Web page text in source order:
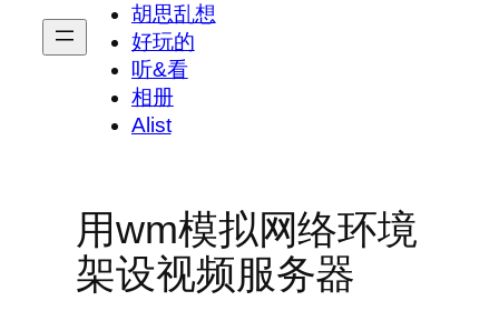
胡思乱想
好玩的
听&看
相册
Alist
用wm模拟网络环境
架设视频服务器